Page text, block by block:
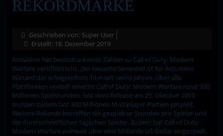
REKORDMARKE
Geschrieben von: Super User
Erstellt: 18. Dezember 2019
Activision hat beeindruckende Zahlen zu Call of Duty: Modern
Warfare veröffentlicht. Der neueste Serienteil ist für Activision
Blizzard der erfolgreichste Titel seit sechs Jahren. Über alle
Plattformen verteilt erreicht Call of Duty: Modern Warfare rund 500
Millionen Spielstunden. Seit dem Release am 25. Oktober 2019
wurden zudem fast 300 Millionen Multiplayer-Partien gespielt.
Weitere Rekorde betreffen die gespielten Stunden pro Spieler und
die durchschnittlichen täglichen Spieler. Zudem hat Call of Duty:
Modern Warfare weltweit über eine Milliarde US-Dollar eingespielt.